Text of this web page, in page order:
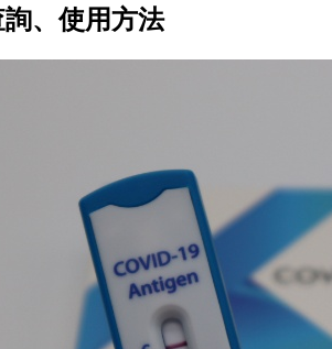
、使用方法